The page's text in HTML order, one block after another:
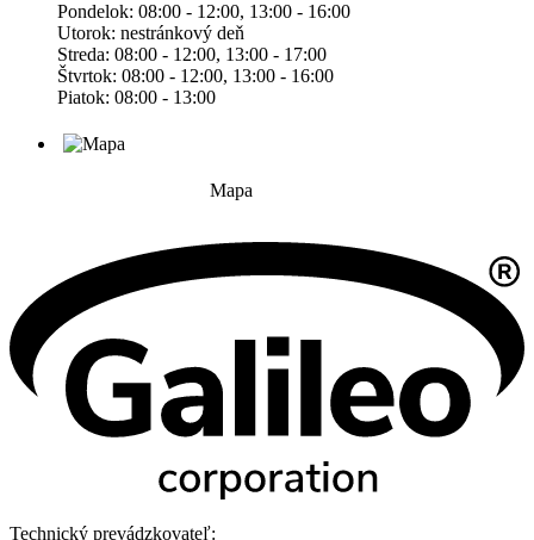
Pondelok: 08:00 - 12:00, 13:00 - 16:00
Utorok: nestránkový deň
Streda: 08:00 - 12:00, 13:00 - 17:00
Štvrtok: 08:00 - 12:00, 13:00 - 16:00
Piatok: 08:00 - 13:00
Mapa
Technický prevádzkovateľ: